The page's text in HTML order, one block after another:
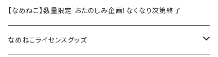
【なめねこ】数量限定 おたのしみ企画！なくなり次第終了
なめねこライセンスグッズ